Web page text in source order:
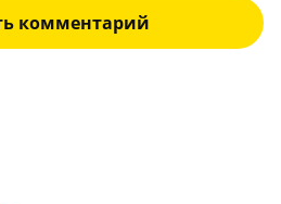
комментарий